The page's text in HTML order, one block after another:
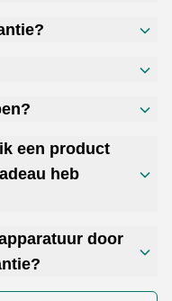
een product
heb
door